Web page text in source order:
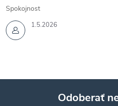
1.5.2026
Spokojnost
Odoberať